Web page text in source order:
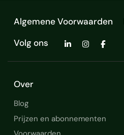
Algemene Voorwaarden
Volg ons
Over
Blog
Prijzen en abonnementen